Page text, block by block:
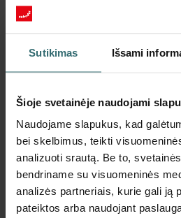
Sutikimas Išsami
Šioje svetainėje naudojami
Naudojame slapukus, kad
bei skelbimus, teikti
analizuoti srautą. Be to,
bendriname su visuomeninės
analizės partneriais, kurie gali ją
pateiktos arba naudojant
Katalogo numeris: 471010944
Ribotas prieinamumas
Gaukite produktą su 15%
Prenumeruokite ir užsisakykite